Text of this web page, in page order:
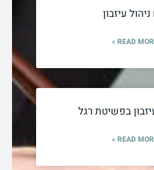
עיזבון
READ
בפשיטת רגל
READ